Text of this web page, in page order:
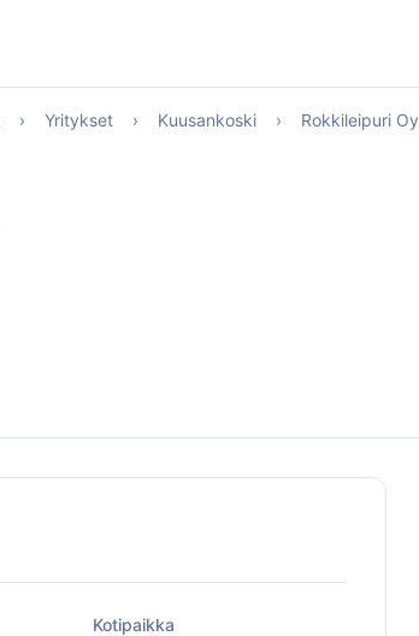
› Yritykset › Kuusankoski › Rokkileipuri Oy
Kotipaikka